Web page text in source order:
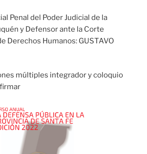
Penal del Poder Judicial de la
y Defensor ante la Corte
Derechos Humanos: GUSTAVO
múltiples integrador y coloquio